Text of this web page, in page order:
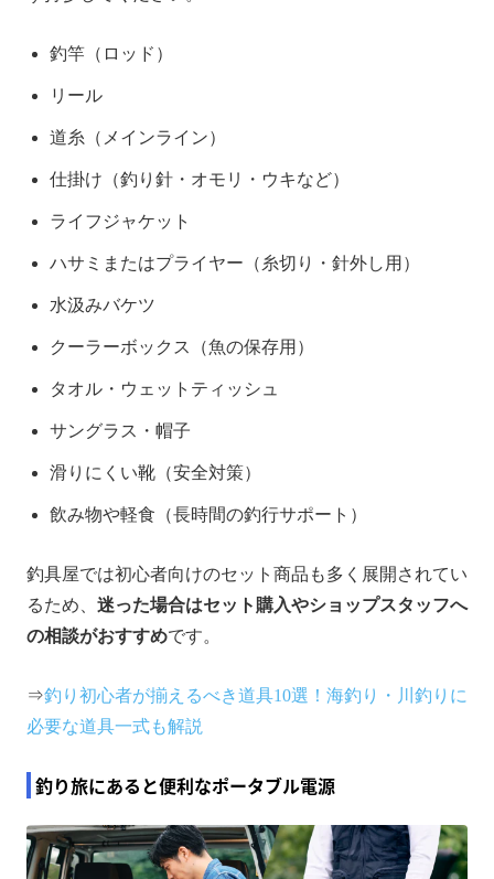
釣竿（ロッド）
リール
道糸（メインライン）
仕掛け（釣り針・オモリ・ウキなど）
ライフジャケット
ハサミまたはプライヤー（糸切り・針外し用）
水汲みバケツ
クーラーボックス（魚の保存用）
タオル・ウェットティッシュ
サングラス・帽子
滑りにくい靴（安全対策）
飲み物や軽食（長時間の釣行サポート）
釣具屋では初心者向けのセット商品も多く展開されてい
るため、 迷った場合はセット購入やショップスタッフへ
の相談がおすすめです。
⇒釣り初心者が揃えるべき道具10選！海釣り・川釣りに
必要な道具一式も解説
釣り旅にあると便利なポータブル電源